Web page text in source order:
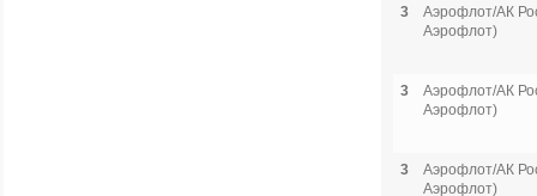
3
Аэрофлот/АК
Аэрофлот)
3
Аэрофлот/АК
Аэрофлот)
3
Аэрофлот/АК
Аэрофлот)